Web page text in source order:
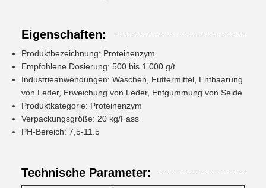
Eigenschaften:
Produktbezeichnung: Proteinenzym
Empfohlene Dosierung: 500 bis 1.000 g/t
Industrieanwendungen: Waschen, Futtermittel, Enthaarung
von Leder, Erweichung von Leder, Entgummung von Seide
Produktkategorie: Proteinenzym
Verpackungsgröße: 20 kg/Fass
PH-Bereich: 7,5-11.5
Technische Parameter: